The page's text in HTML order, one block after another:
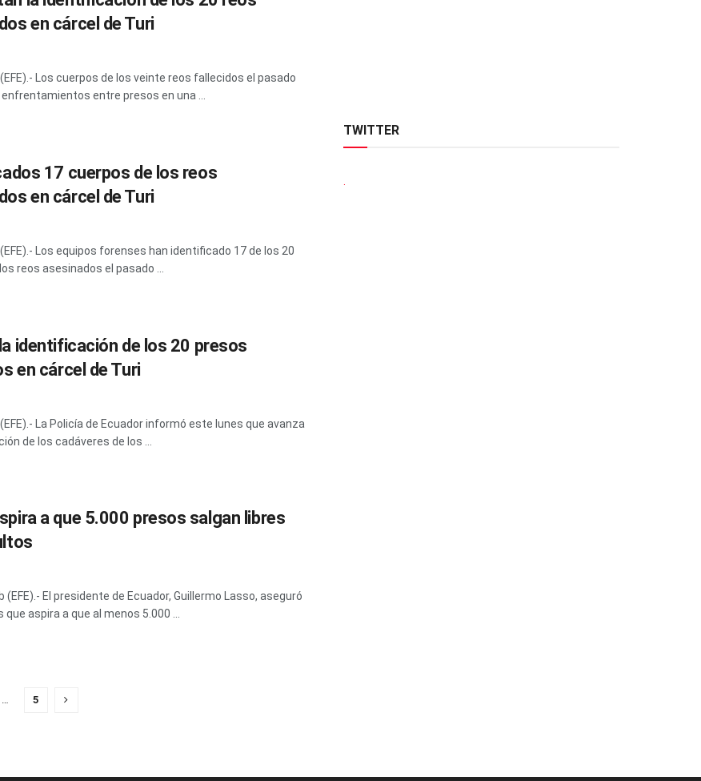
en cárcel de Turi
Los cuerpos de los veinte reos fallecidos el pasado
entre presos en una ...
17 cuerpos de los reos
en cárcel de Turi
Los equipos forenses han identificado 17 de los 20
reos asesinados el pasado ...
identificación de los 20 presos
en cárcel de Turi
La Policía de Ecuador informó este lunes que avanza
de los cadáveres de los ...
a que 5.000 presos salgan libres
(EFE).- El presidente de Ecuador, Guillermo Lasso, aseguró
aspira a que al menos 5.000 ...
… 5
TWITTER